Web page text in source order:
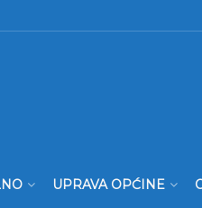
UPRAVA OPĆINE